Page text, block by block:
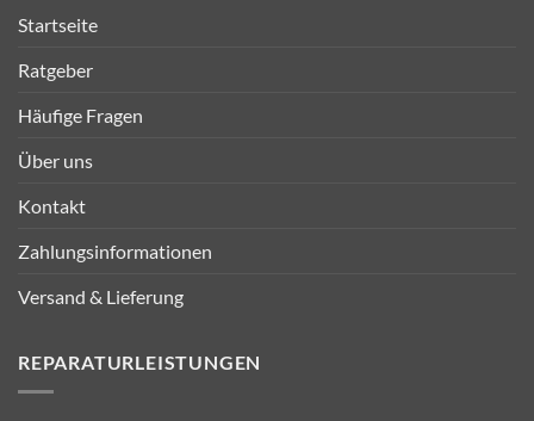
Startseite
Ratgeber
Häufige Fragen
Über uns
Kontakt
Zahlungsinformationen
Versand & Lieferung
REPARATURLEISTUNGEN